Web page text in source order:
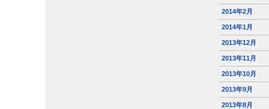
2014年2月
2014年1月
2013年12月
2013年11月
2013年10月
2013年9月
2013年8月